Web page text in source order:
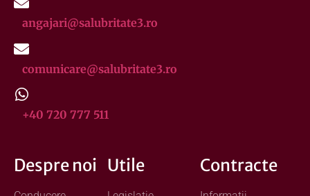
angajari@salubritate3.ro
comunicare@salubritate3.ro
+40 720 777 511
Despre noi Utile Contracte